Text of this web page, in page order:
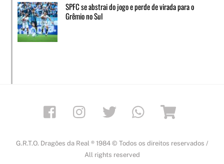
SPFC se abstrai do jogo e perde de virada para o
Grêmio no Sul
Facebook Instagram Twitter Whatsapp
G.R.T.O. Dragões da Real ® 1984 © Todos os direitos reservados /
All rights reserved